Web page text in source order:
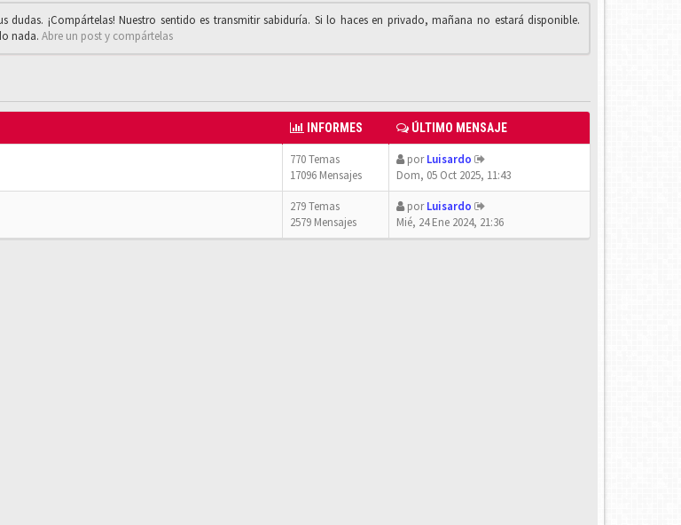
dudas. ¡Compártelas! Nuestro sentido es transmitir sabiduría. Si lo haces en privado, mañana no estará disponible.
nada. Abre un post y compártelas
INFORMES ÚLTIMO MENSAJE
770 Temas
17096 Mensajes
porLuisardo
Dom, 05 Oct 2025, 11:43
279 Temas
2579 Mensajes
porLuisardo
Mié, 24 Ene 2024, 21:36